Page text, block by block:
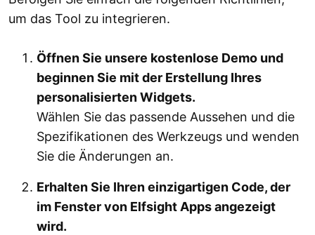
um das Tool zu integrieren.
Öffnen Sie unsere kostenlose Demo und
beginnen Sie mit der Erstellung Ihres
personalisierten Widgets.
Wählen Sie das passende Aussehen und die
Spezifikationen des Werkzeugs und wenden
Sie die Änderungen an.
Erhalten Sie Ihren einzigartigen Code, der
im Fenster von Elfsight Apps angezeigt
wird.